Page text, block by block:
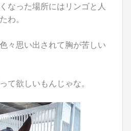
なった場所にはリンゴと人
わ。
々思い出されて胸が苦しい
て欲しいもんじゃな。